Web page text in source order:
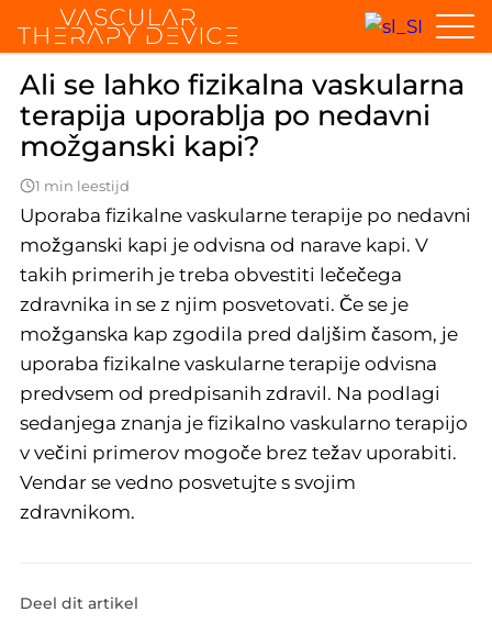
Home Splošna vprašanja Ali se lahko po nedavni kapi
Ali se lahko fizikalna vaskularna
terapija uporablja po nedavni
možganski kapi?
1 min leestijd
Uporaba fizikalne vaskularne terapije po nedavni
možganski kapi je odvisna od narave kapi. V
takih primerih je treba obvestiti lečečega
zdravnika in se z njim posvetovati. Če se je
možganska kap zgodila pred daljšim časom, je
uporaba fizikalne vaskularne terapije odvisna
predvsem od predpisanih zdravil. Na podlagi
sedanjega znanja je fizikalno vaskularno terapijo
v večini primerov mogoče brez težav uporabiti.
Vendar se vedno posvetujte s svojim
zdravnikom.
Deel dit artikel